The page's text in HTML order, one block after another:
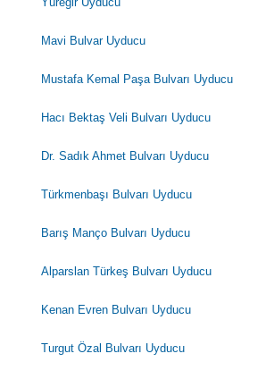
Mavi Bulvar Uyducu
Mustafa Kemal Paşa Bulvarı Uyducu
Hacı Bektaş Veli Bulvarı Uyducu
Dr. Sadık Ahmet Bulvarı Uyducu
Türkmenbaşı Bulvarı Uyducu
Barış Manço Bulvarı Uyducu
Alparslan Türkeş Bulvarı Uyducu
Kenan Evren Bulvarı Uyducu
Turgut Özal Bulvarı Uyducu